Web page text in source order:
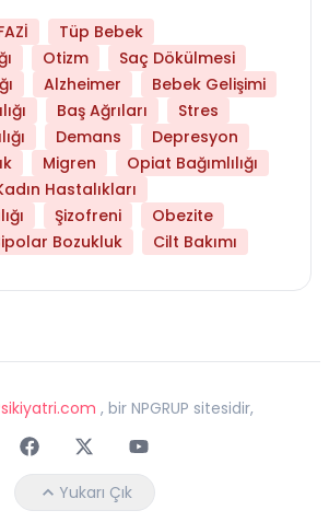
Tüp Bebek
Otizm
Saç Dökülmesi
Alzheimer
Bebek Gelişimi
Baş Ağrıları
Stres
Demans
Depresyon
Migren
Opiat Bağımlılığı
Hastalıkları
Şizofreni
Obezite
Bozukluk Cilt Bakımı
, bir NPGRUP sitesidir,
FaceebokTwitterYoutube
Yukarı Çık